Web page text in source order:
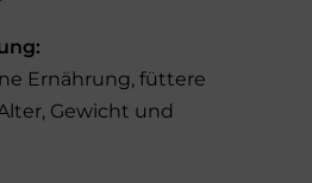
Ernährung, füttere
Gewicht und